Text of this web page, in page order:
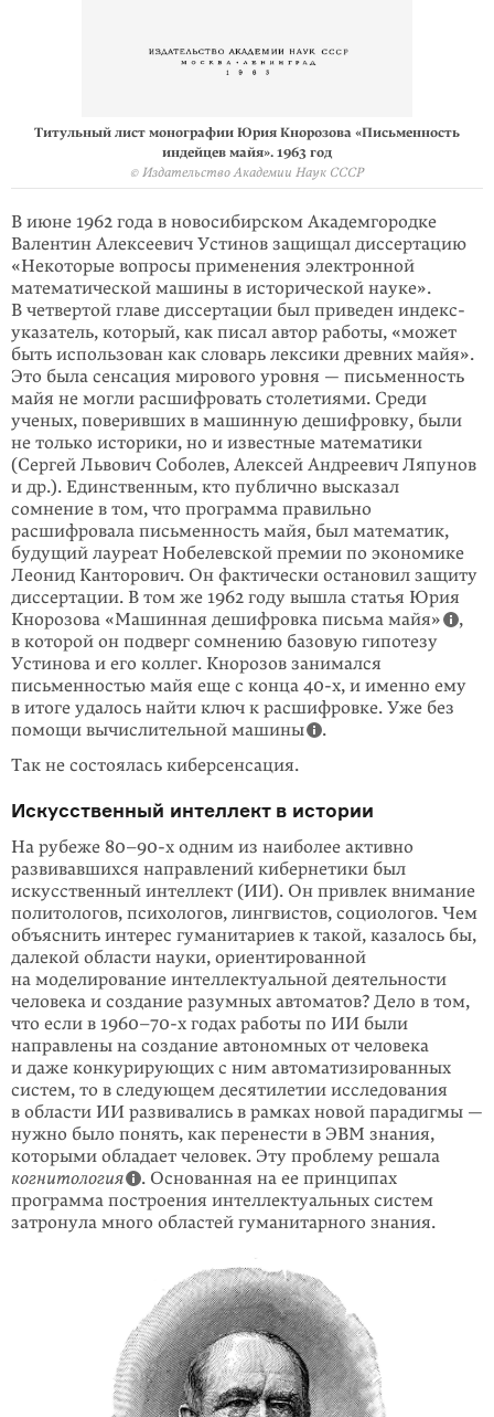
Титульный лист монографии Юрия Кнорозова «Письменность
индейцев майя». 1963 год
© Издательство Академии Наук СССР
В июне 1962 года в новосибирском Академгородке
Валентин Алексеевич Устинов защищал диссертацию
«Некоторые вопросы применения электронной
математической машины в исторической науке».
В четвертой главе диссертации был приведен индекс-
указатель, который, как писал автор работы, «может
быть исполь­зован как словарь лексики древних майя».
Это была сенсация мирового уровня — письменность
майя не могли расшифровать столетиями. Среди
ученых, поверивших в машинную дешифровку, были
не только историки, но и известные математики
(Сергей Львович Соболев, Алексей Андреевич Ляпунов
и др.). Единствен­ным, кто публично высказал
сомнение в том, что программа правильно
расшифровала письменность майя, был математик,
будущий лауреат Нобелев­ской премии по экономике
Леонид Канторович. Он фактически остановил защиту
диссер­тации. В том же 1962 году вышла статья Юрия
Кнорозова «Машинная деши­фровка письма майя»
,
в которой он подверг сомнению базовую гипотезу
Устинова и его коллег. Кнорозов занимался
письменностью майя еще c конца 40-х, и именно ему
в итоге удалось найти ключ к расши­фровке. Уже без
помощи вычислительной машины
.
Так не состоялась киберсенсация.
Искусственный интеллект в истории
На рубеже 80–90-х одним из наиболее активно
развивавшихся направлений кибернетики был
искусственный интеллект (ИИ). Он привлек внимание
политологов, психологов, лингвистов, социологов. Чем
объяснить интерес гуманитариев к такой, казалось бы,
далекой области науки, ориентированной
на моделирование интеллектуальной деятельности
человека и создание разумных автоматов? Дело в том,
что если в 1960–70-х годах работы по ИИ были
направлены на создание автономных от человека
и даже конкурирующих с ним автоматизированных
систем, то в следующем десятилетии исследования
в области ИИ развивались в рамках новой парадигмы —
нужно было понять, как перенести в ЭВМ знания,
которыми обладает человек. Эту проблему решала
когнитология
. Основанная на ее принципах
программа построения интеллектуальных систем
затронула много областей гуманитарного знания.